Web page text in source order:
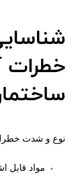
نوع و شدت
مواد قابل